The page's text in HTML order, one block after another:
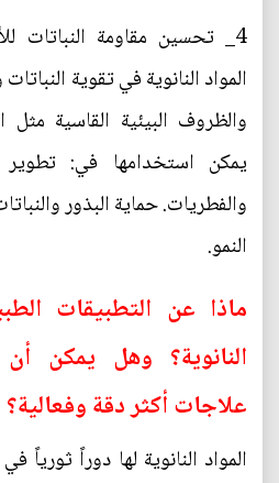
4_ تحسين مقاومة النباتات
المواد النانوية في تقوية
والظروف البيئية القاسية
يمكن استخدامها في: تطوير
والفطريات. حماية البذور
النمو.
ماذا عن التطبيقات
النانوية؟ وهل يمكن
علاجات أكثر دقة وفعالية؟
المواد النانوية لها دوراً ثورياً